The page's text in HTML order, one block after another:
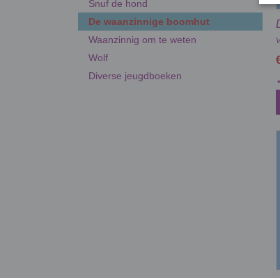
Snuf de hond
De waanzinnige boomhut
Waanzinnig om te weten
Wolf
Diverse jeugdboeken